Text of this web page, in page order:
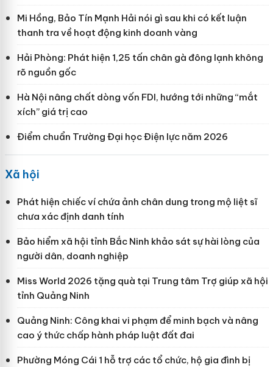
Mi Hồng, Bảo Tín Mạnh Hải nói gì sau khi có kết luận
thanh tra về hoạt động kinh doanh vàng
Hải Phòng: Phát hiện 1,25 tấn chân gà đông lạnh không
rõ nguồn gốc
Hà Nội nâng chất dòng vốn FDI, hướng tới những “mắt
xích” giá trị cao
Điểm chuẩn Trường Đại học Điện lực năm 2026
Xã hội
Phát hiện chiếc ví chứa ảnh chân dung trong mộ liệt sĩ
chưa xác định danh tính
Bảo hiểm xã hội tỉnh Bắc Ninh khảo sát sự hài lòng của
người dân, doanh nghiệp
Miss World 2026 tặng quà tại Trung tâm Trợ giúp xã hội
tỉnh Quảng Ninh
Quảng Ninh: Công khai vi phạm để minh bạch và nâng
cao ý thức chấp hành pháp luật đất đai
Phường Móng Cái 1 hỗ trợ các tổ chức, hộ gia đình bị